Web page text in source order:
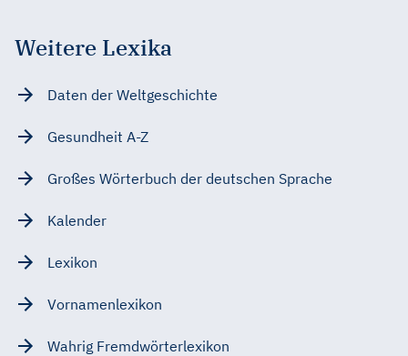
Weitere Lexika
Daten der Weltgeschichte
Gesundheit A-Z
Großes Wörterbuch der deutschen Sprache
Kalender
Lexikon
Vornamenlexikon
Wahrig Fremdwörterlexikon